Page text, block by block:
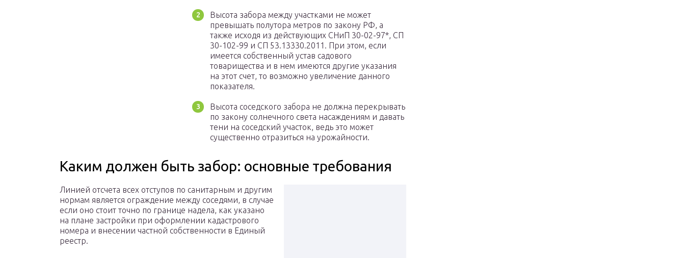
Высота забора между участками не может
превышать полутора метров по закону РФ, а
также исходя из действующих СНиП 30-02-97*, СП
30-102-99 и СП 53.13330.2011. При этом, если
имеется собственный устав садового
товарищества и в нем имеются другие указания
на этот счет, то возможно увеличение данного
показателя.
Высота соседского забора не должна перекрывать
по закону солнечного света насаждениям и давать
тени на соседский участок, ведь это может
существенно отразиться на урожайности.
Каким должен быть забор: основные требования
Линией отсчета всех отступов по санитарным и другим
нормам является ограждение между соседями, в случае
если оно стоит точно по границе надела, как указано
на плане застройки при оформлении кадастрового
номера и внесении частной собственности в Единый
реестр.